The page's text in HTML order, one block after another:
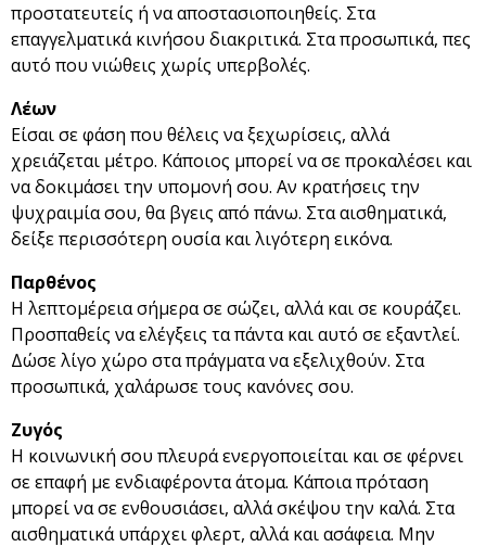
προστατευτείς ή να αποστασιοποιηθείς. Στα
επαγγελματικά κινήσου διακριτικά. Στα προσωπικά, πες
αυτό που νιώθεις χωρίς υπερβολές.
Λέων
Είσαι σε φάση που θέλεις να ξεχωρίσεις, αλλά
χρειάζεται μέτρο. Κάποιος μπορεί να σε προκαλέσει και
να δοκιμάσει την υπομονή σου. Αν κρατήσεις την
ψυχραιμία σου, θα βγεις από πάνω. Στα αισθηματικά,
δείξε περισσότερη ουσία και λιγότερη εικόνα.
Παρθένος
Η λεπτομέρεια σήμερα σε σώζει, αλλά και σε κουράζει.
Προσπαθείς να ελέγξεις τα πάντα και αυτό σε εξαντλεί.
Δώσε λίγο χώρο στα πράγματα να εξελιχθούν. Στα
προσωπικά, χαλάρωσε τους κανόνες σου.
Ζυγός
Η κοινωνική σου πλευρά ενεργοποιείται και σε φέρνει
σε επαφή με ενδιαφέροντα άτομα. Κάποια πρόταση
μπορεί να σε ενθουσιάσει, αλλά σκέψου την καλά. Στα
αισθηματικά υπάρχει φλερτ, αλλά και ασάφεια. Μην